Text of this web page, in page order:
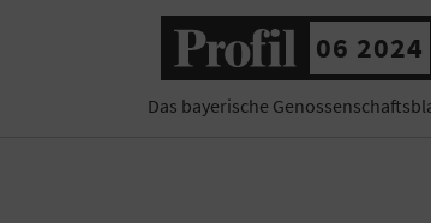
06 2024
Das bayerische